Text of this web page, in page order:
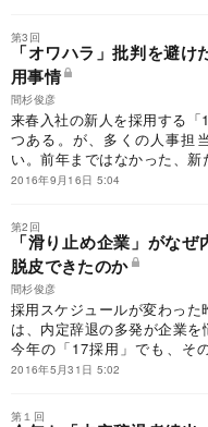
うか。
第3回
「オワハラ」批判を避け
用事情
間杉俊彦
来春入社の新人を採用する「
つある。が、多くの人事担
い。前年まではなかった、
が生まれているからだ。内定
ハラは収まらない。
2016年9月16日 5:04
第2回
「滑り止め企業」がな
脱皮できたのか
間杉俊彦
採用スケジュールが変わった
は、内定辞退の多発が企業を
今年の「17採用」でも、そ
い。では、どのようにしたら
2016年5月31日 5:02
第１回